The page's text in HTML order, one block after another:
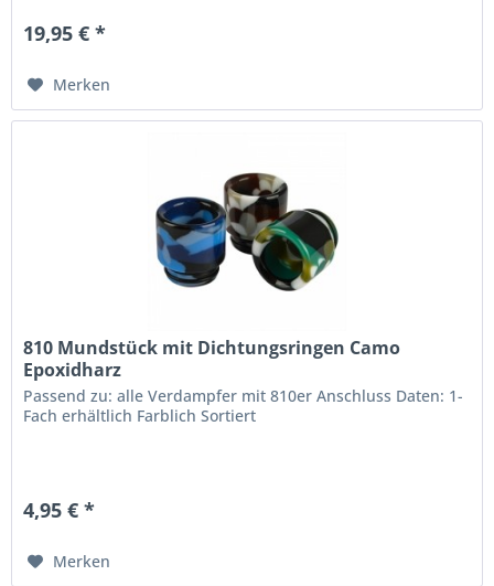
19,95 € *
Merken
810 Mundstück mit Dichtungsringen Camo
Epoxidharz
Passend zu: alle Verdampfer mit 810er Anschluss Daten: 1-
Fach erhältlich Farblich Sortiert
4,95 € *
Merken